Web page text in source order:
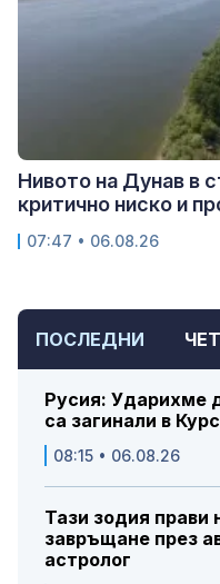
ПОСЛЕДНИ
Русия: Ударихме
са загинали в
08:15 • 06.08.26
Тази зодия прави
завръщане през
астролог
Нивото на Дунав в
критично ниско и
07:47 • 06.08.26